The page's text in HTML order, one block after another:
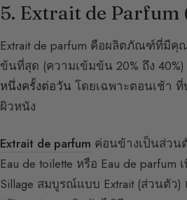
5. Extrait de Parfum
Extrait de parfum คือผลิตภัณฑ์ที่มีคุ
ข้นที่สุด (ความเข้มข้น 20% ถึง
หนึ่งครั้งต่อวัน โดยเฉพาะตอนเช้า
ผิวหนัง
Extrait de parfum ค่อนข้างเป็นส่วน
Eau de toilette หรือ Eau de parfum
Sillage สมบูรณ์แบบ Extrait (ส่วนตัว)